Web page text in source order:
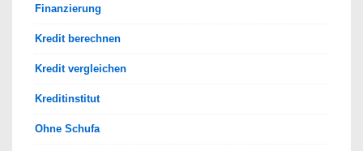
Finanzierung
Kredit berechnen
Kredit vergleichen
Kreditinstitut
Ohne Schufa